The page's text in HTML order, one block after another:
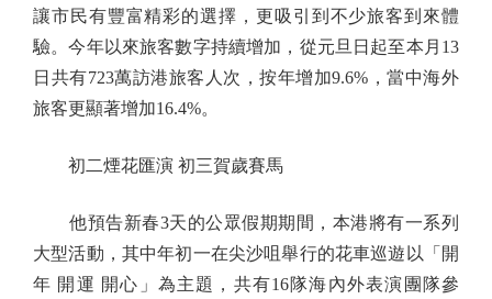
讓市民有豐富精彩的選擇，更吸引到不少旅客到來體
驗。今年以來旅客數字持續增加，從元旦日起至本月13
日共有723萬訪港旅客人次，按年增加9.6%，當中海外
旅客更顯著增加16.4%。
初二煙花匯演 初三賀歲賽馬
他預告新春3天的公眾假期期間，本港將有一系列
大型活動，其中年初一在尖沙咀舉行的花車巡遊以「開
年 開運 開心」為主題，共有16隊海內外表演團隊參